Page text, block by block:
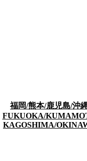
福岡/熊本/鹿児島/沖
FUKUOKA/
KAGOSHIMA/
역 도보 약 6분